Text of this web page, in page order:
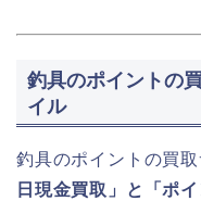
釣具のポイントの
イル
釣具のポイントの買
日現金買取」と「ポ